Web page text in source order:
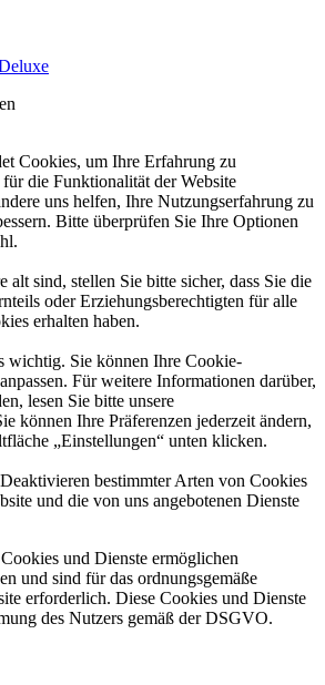
Cookies, um Ihre Erfahrung zu
die Funktionalität der Website
uns helfen, Ihre Nutzungserfahrung zu
Bitte überprüfen Sie Ihre Optionen
alt sind, stellen Sie bitte sicher, dass Sie die
oder Erziehungsberechtigten für alle
erhalten haben.
wichtig. Sie können Ihre Cookie-
Für weitere Informationen darüber,
lesen Sie bitte unsere
können Ihre Präferenzen jederzeit ändern,
„Einstellungen“ unten klicken.
bestimmter Arten von Cookies
und die von uns angebotenen Dienste
und Dienste ermöglichen
und sind für das ordnungsgemäße
erforderlich. Diese Cookies und Dienste
des Nutzers gemäß der DSGVO.